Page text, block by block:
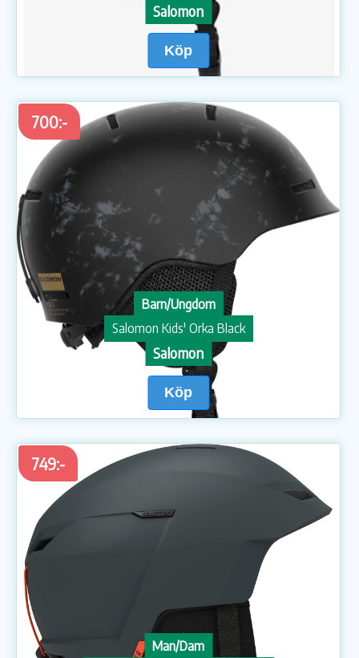
Salomon
Köp
700:-
Barn/Ungdom
Salomon Kids' Orka Black
Salomon
Köp
749:-
Man/Dam